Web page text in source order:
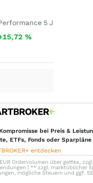
5 J
%
bei Preis &
ETFs, Fonds oder Sparpläne
entdecken
Ordervolumen über gettex,
| ** zzgl. marktüblicher
mögliche Steuern und ggf.